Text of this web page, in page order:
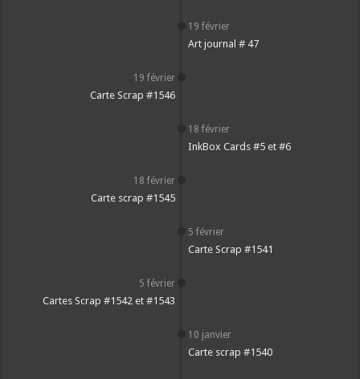
19 février
Art journal # 47
19 février
Carte Scrap #1546
18 février
InkBox Cards #5 et #6
18 février
Carte scrap #1545
5 février
Carte Scrap #1541
5 février
Cartes Scrap #1542 et #1543
10 janvier
Carte scrap #1540